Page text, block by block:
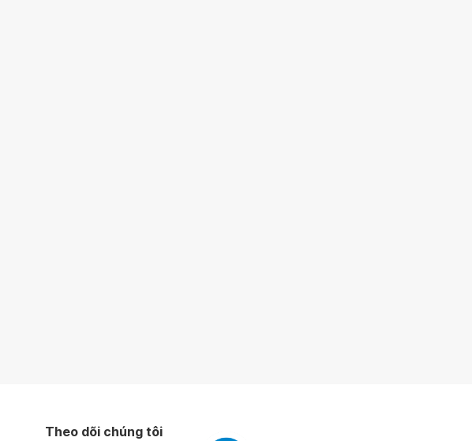
Theo dõi chúng tôi